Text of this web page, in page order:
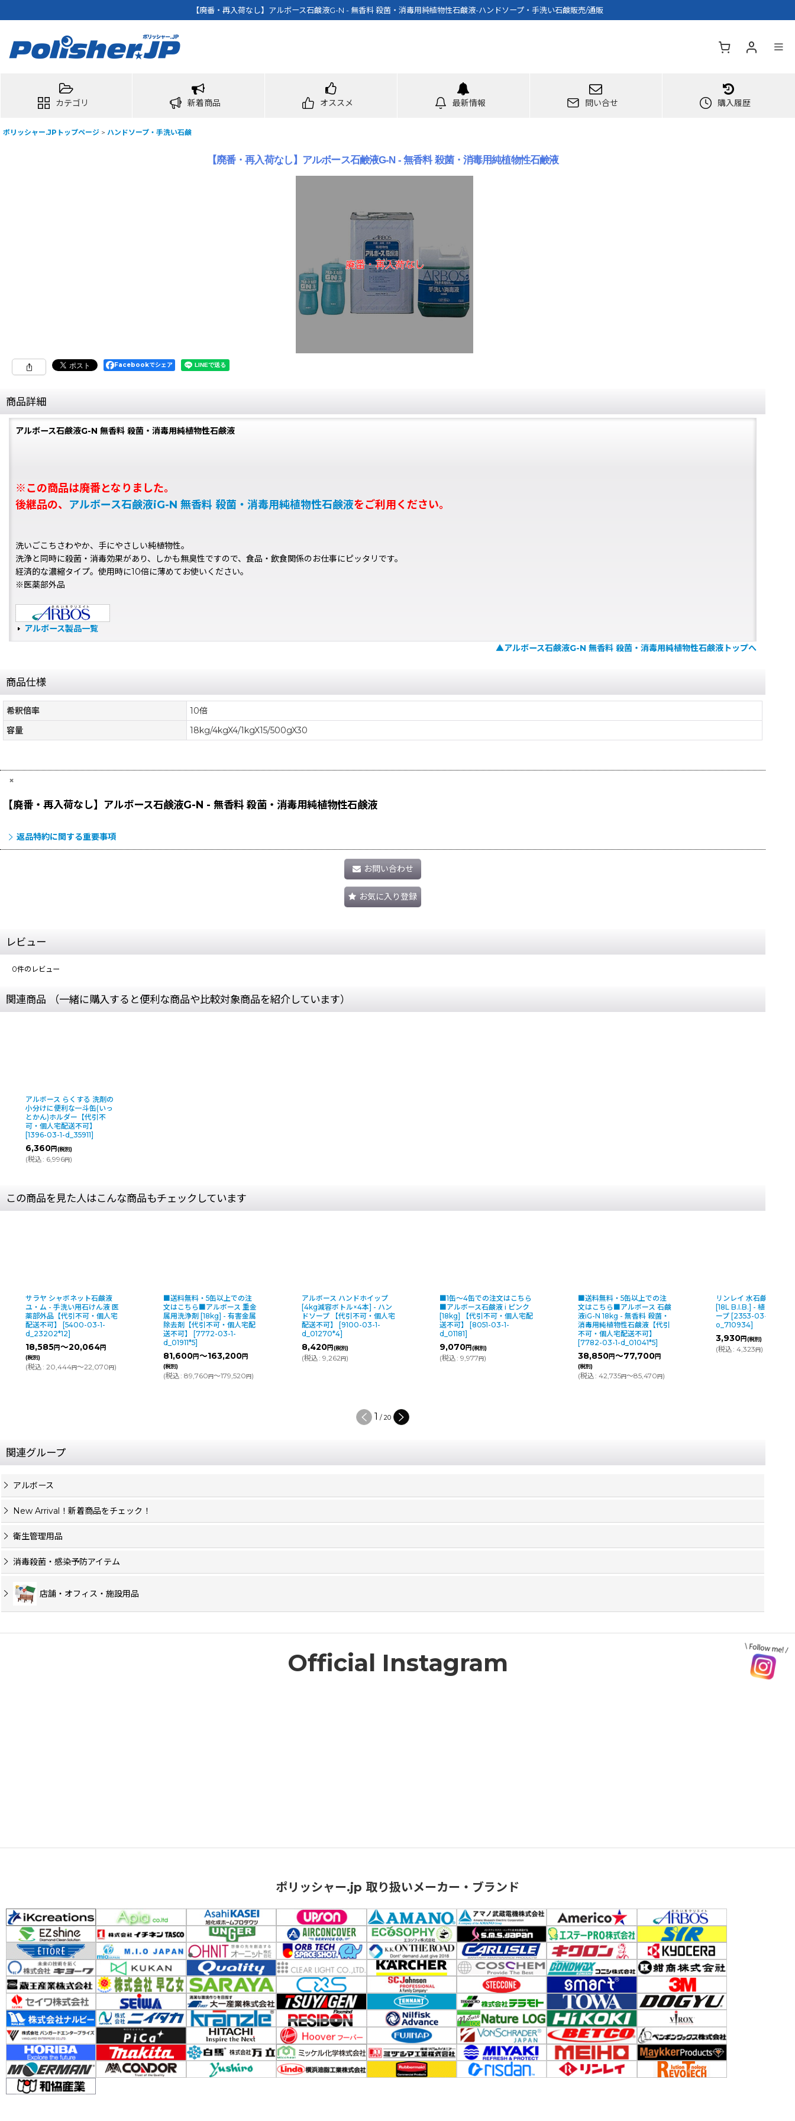
【廃番・再入荷なし】アルボース石鹸液G-N - 無香料 殺菌・消毒用純植物性石鹸液-ハンドソープ・手洗い石鹸販売/通販
カテゴリ 新着商品 オススメ 最新情報 問い合せ 購入履歴
ポリッシャー.JPトップページ > ハンドソープ・手洗い石鹸
【廃番・再入荷なし】アルボース石鹸液G-N - 無香料 殺菌・消毒用純植物性石鹸液
Facebookでシェア
商品詳細
アルボース石鹸液G-N 無香料 殺菌・消毒用純植物性石鹸液
※この商品は廃番となりました。
後継品の、 アルボース石鹸液iG-N 無香料 殺菌・消毒用純植物性石鹸液をご利用ください。
洗いごこちさわやか、手にやさしい純植物性。
洗浄と同時に殺菌・消毒効果があり、しかも無臭性ですので、食品・飲食関係のお仕事にピッタリです。
経済的な濃縮タイプ。使用時に10倍に薄めてお使いください。
※医薬部外品
アルボース製品一覧
▲アルボース石鹸液G-N 無香料 殺菌・消毒用純植物性石鹸液トップへ
商品仕様
希釈倍率
10倍
容量
18kg/4kgX4/1kgX15/500gX30
×
【廃番・再入荷なし】アルボース石鹸液G-N - 無香料 殺菌・消毒用純植物性石鹸液
返品特約に関する重要事項
お問い合わせ
お気に入り登録
レビュー
0件のレビュー
関連商品 （一緒に購入すると便利な商品や比較対象商品を紹介しています）
アルボース らくする 洗剤の
小分けに便利な一斗缶(いっ
とかん)ホルダー【代引不
可・個人宅配送不可】
[1396-03-1-d_35911]
6,360円(税別)
(税込: 6,996円)
この商品を見た人はこんな商品もチェックしています
サラヤ シャボネット石鹸液
ユ・ム - 手洗い用石けん液 医
薬部外品【代引不可・個人宅
配送不可】
[5400-03-1-
d_23202*12]
18,585円～20,064円
(税別)
(税込: 20,444円～22,070円)
■送料無料・5缶以上での注
文はこちら■アルボース 重金
属用洗浄剤 [18kg] - 有害金属
除去剤【代引不可・個人宅配
送不可】
[7772-03-1-
d_01911*5]
81,600円～163,200円
(税別)
(税込: 89,760円～179,520円)
アルボース ハンドホイップ
[4kg減容ボトル×4本] - ハン
ドソープ 【代引不可・個人宅
配送不可】
[9100-03-1-
d_01270*4]
8,420円(税別)
(税込: 9,262円)
■1缶〜4缶での注文はこちら
■アルボース石鹸液 i ピンク
[18kg] 【代引不可・個人宅配
送不可】
[8051-03-1-
d_01181]
9,070円(税別)
(税込: 9,977円)
■送料無料・5缶以上での注
文はこちら■アルボース 石鹸
液iG-N 18kg - 無香料 殺菌・
消毒用純植物性石鹸液【代引
不可・個人宅配送不可】
[7782-03-1-d_01041*5]
38,850円～77,700円
(税別)
(税込: 42,735円～85,470円)
リンレイ 水石鹸グリー
[18L B.I.B.] - 植物性ハン
ープ [2353-03-1-
o_710934]
3,930円(税別)
(税込: 4,323円)
1 / 20
関連グループ
アルボース
New Arrival！新着商品をチェック！
衛生管理用品
消毒殺菌・感染予防アイテム
店舗・オフィス・施設用品
Official Instagram
ポリッシャー.jp 取り扱いメーカー・ブランド